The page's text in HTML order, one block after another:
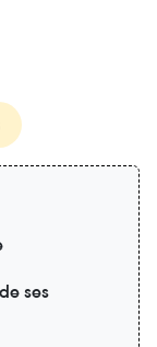
ses